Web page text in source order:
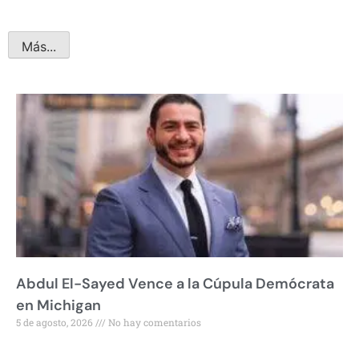
Más...
Abdul El-Sayed Vence a la Cúpula Demócrata
en Michigan
5 de agosto, 2026 No hay comentarios